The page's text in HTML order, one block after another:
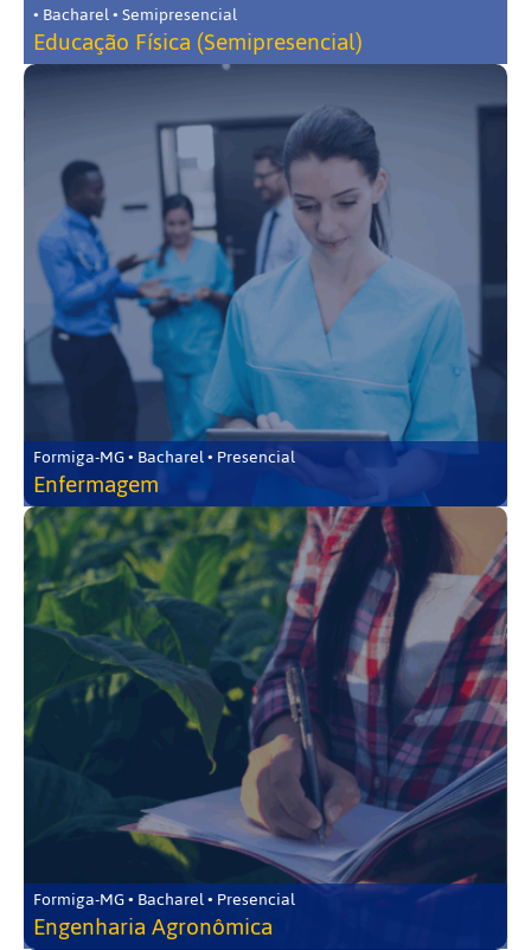
• Bacharel • Semipresencial
Educação Física (Semipresencial)
Formiga-MG • Bacharel • Presencial
Enfermagem
Formiga-MG • Bacharel • Presencial
Engenharia Agronômica